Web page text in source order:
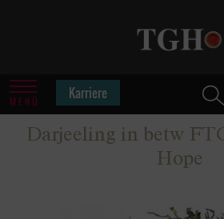
MENÜ Karriere
Darjeeling in betw
Hope